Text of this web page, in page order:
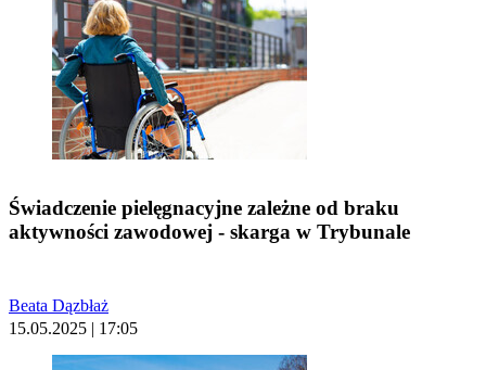
Świadczenie pielęgnacyjne zależne od braku
aktywności zawodowej - skarga w Trybunale
Beata Dązbłaż
15.05.2025 | 17:05